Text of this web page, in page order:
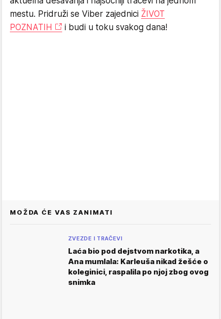
mestu. Pridruži se Viber zajednici ŽIVOT
POZNATIH
i budi u toku svakog dana!
MOŽDA ĆE VAS ZANIMATI
ZVEZDE I TRAČEVI
Laća bio pod dejstvom narkotika, a
Ana mumlala: Karleuša nikad žešće o
koleginici, raspalila po njoj zbog ovog
snimka